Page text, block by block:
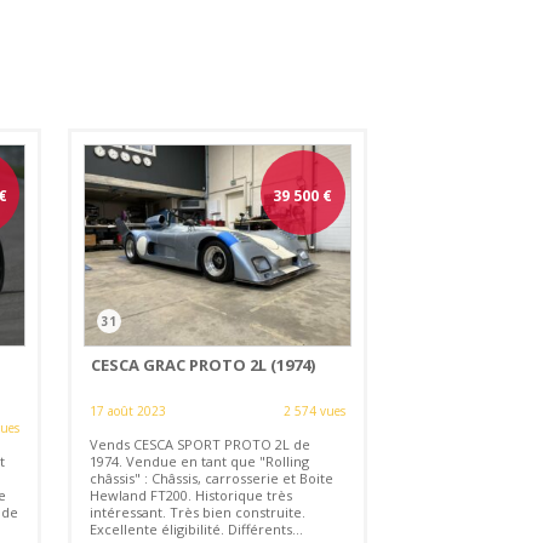
39 500 €
31
CESCA GRAC PROTO 2L (1974)
17 août 2023 2 574 vues
Vends CESCA SPORT PROTO 2L de
1974. Vendue en tant que "Rolling
châssis" : Châssis, carrosserie et Boite
Hewland FT200. Historique très
intéressant. Très bien construite.
Excellente éligibilité. Différents...